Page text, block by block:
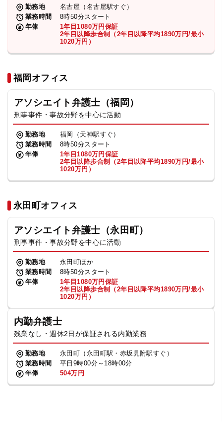
勤務地
名古屋（名古屋駅すぐ）
業務時間
8時50分スタート
年俸
1年目1080万円保証
2年目以降歩合制（2年目以降平均1890万円/最小
1020万円）
福岡オフィス
アソシエイト弁護士（福岡）
刑事事件・事故分野を中心に活動
勤務地
福岡（天神駅すぐ）
業務時間
8時50分スタート
年俸
1年目1080万円保証
2年目以降歩合制（2年目以降平均1890万円/最小
1020万円）
永田町オフィス
アソシエイト弁護士（永田町）
刑事事件・事故分野を中心に活動
勤務地
永田町ほか
業務時間
8時50分スタート
年俸
1年目1080万円保証
2年目以降歩合制（2年目以降平均1890万円/最小
1020万円）
内勤弁護士
残業なし・週休2日が保証される内勤業務
勤務地
永田町（永田町駅・赤坂見附駅すぐ）
業務時間
平日9時00分～18時00分
年俸
504万円